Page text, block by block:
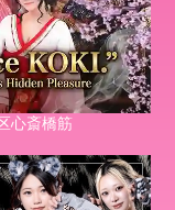
心斎橋筋